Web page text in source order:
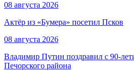
08 августа 2026
Актёр из «Бумера» посетил Псков
08 августа 2026
Владимир Путин поздравил с 90-
Печорского района